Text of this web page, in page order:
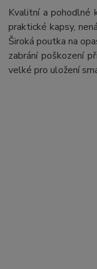
Kvalitní a pohodlné
praktické kapsy,
Široká poutka na
zabrání poškození
velké pro uložení